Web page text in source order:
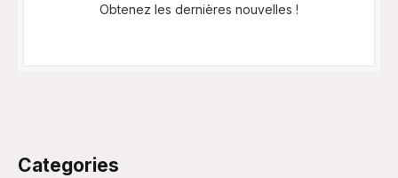
Obtenez les dernières nouvelles !
Categories